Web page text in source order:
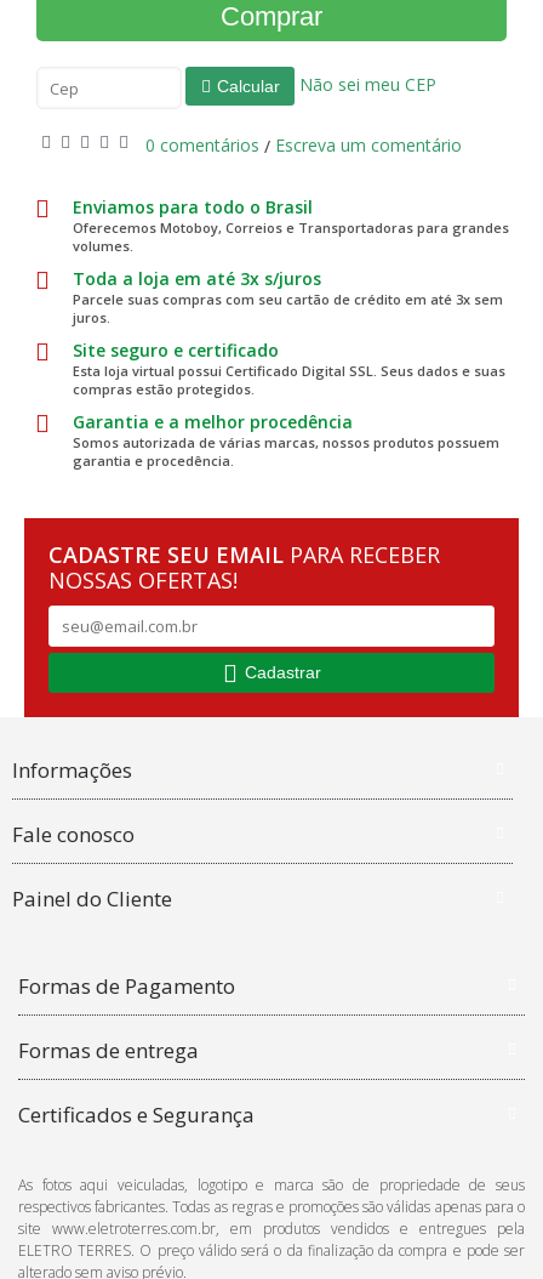
Comprar
Calcular Não sei meu CEP
0 comentários / Escreva um comentário
Enviamos para todo o Brasil
Oferecemos Motoboy, Correios e Transportadoras para grandes
volumes.
Toda a loja em até 3x s/juros
Parcele suas compras com seu cartão de crédito em até 3x sem
juros.
Site seguro e certificado
Esta loja virtual possui Certificado Digital SSL. Seus dados e suas
compras estão protegidos.
Garantia e a melhor procedência
Somos autorizada de várias marcas, nossos produtos possuem
garantia e procedência.
CADASTRE SEU EMAIL PARA RECEBER
NOSSAS OFERTAS!
Cadastrar
Informações
Fale conosco
Painel do Cliente
Formas de Pagamento
Formas de entrega
Certificados e Segurança
As fotos aqui veiculadas, logotipo e marca são de propriedade de seus
respectivos fabricantes. Todas as regras e promoções são válidas apenas para o
site www.eletroterres.com.br, em produtos vendidos e entregues pela
ELETRO TERRES. O preço válido será o da finalização da compra e pode ser
alterado sem aviso prévio.